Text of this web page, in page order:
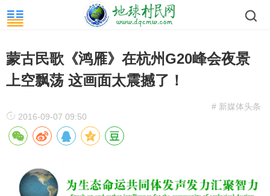
蒙古民歌《鸿雁》在杭州G20峰会夜景
上空飘荡 这画面太震撼了！
# 新媒体头条
2016-09-07 09:50